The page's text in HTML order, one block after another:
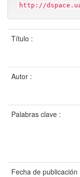
http://
Título :
Autor :
Palabras clave :
Fecha de publicación